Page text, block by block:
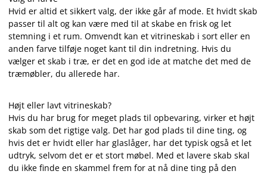
Hvid er altid et sikkert valg, der ikke går af mode. Et hvidt skab
passer til alt og kan være med til at skabe en frisk og let
stemning i et rum. Omvendt kan et vitrineskab i sort eller en
anden farve tilføje noget kant til din indretning. Hvis du
vælger et skab i træ, er det en god ide at matche det med de
træmøbler, du allerede har.
Højt eller lavt vitrineskab?
Hvis du har brug for meget plads til opbevaring, virker et højt
skab som det rigtige valg. Det har god plads til dine ting, og
hvis det er hvidt eller har glaslåger, har det typisk også et let
udtryk, selvom det er et stort møbel. Med et lavere skab skal
du ikke finde en skammel frem for at nå dine ting på den